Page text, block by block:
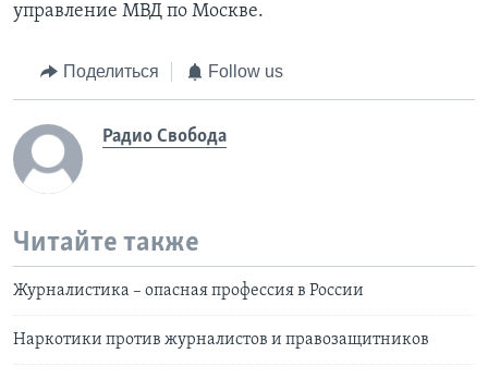
управление МВД по Москве.
Поделиться Follow us
Радио Свобода
Читайте также
Журналистика – опасная профессия в России
Наркотики против журналистов и правозащитников